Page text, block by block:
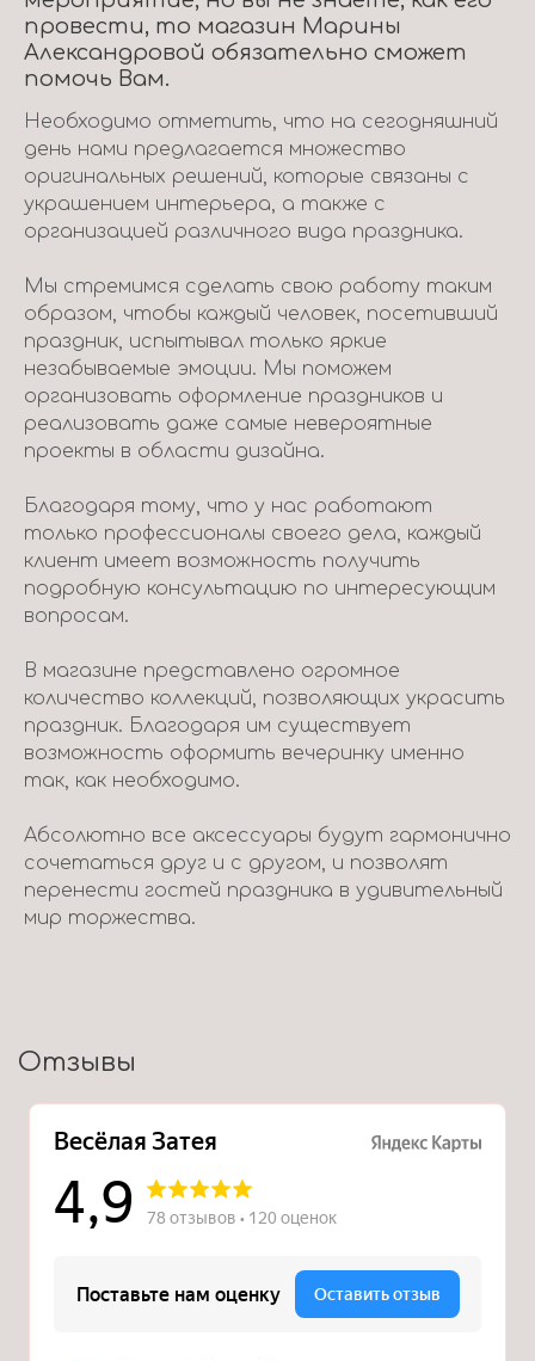
провести, то магазин Марины
Александровой обязательно сможет
помочь Вам.
Необходимо отметить, что на сегодняшний
день нами предлагается множество
оригинальных решений, которые связаны с
украшением интерьера, а также с
организацией различного вида праздника.
Мы стремимся сделать свою работу таким
образом, чтобы каждый человек, посетивший
праздник, испытывал только яркие
незабываемые эмоции. Мы поможем
организовать оформление праздников и
реализовать даже самые невероятные
проекты в области дизайна.
Благодаря тому, что у нас работают
только профессионалы своего дела, каждый
клиент имеет возможность получить
подробную консультацию по интересующим
вопросам.
В магазине представлено огромное
количество коллекций, позволяющих украсить
праздник. Благодаря им существует
возможность оформить вечеринку именно
так, как необходимо.
Абсолютно все аксессуары будут гармонично
сочетаться друг и с другом, и позволят
перенести гостей праздника в удивительный
мир торжества.
Отзывы